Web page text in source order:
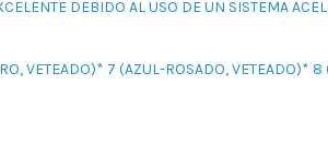
DEBIDO AL USO DE UN SISTEMA
VETEADO)* 7 (AZUL-ROSADO, VETEADO)*